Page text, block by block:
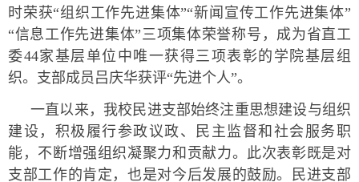
时荣获“组织工作先进集体”“新闻宣传工作先进集体”
“信息工作先进集体”三项集体荣誉称号，成为省直工
委44家基层单位中唯一获得三项表彰的学院基层组
织。支部成员吕庆华获评“先进个人”。
一直以来，我校民进支部始终注重思想建设与组织
建设，积极履行参政议政、民主监督和社会服务职
能，不断增强组织凝聚力和贡献力。此次表彰既是对
支部工作的肯定，也是对今后发展的鼓励。民进支部